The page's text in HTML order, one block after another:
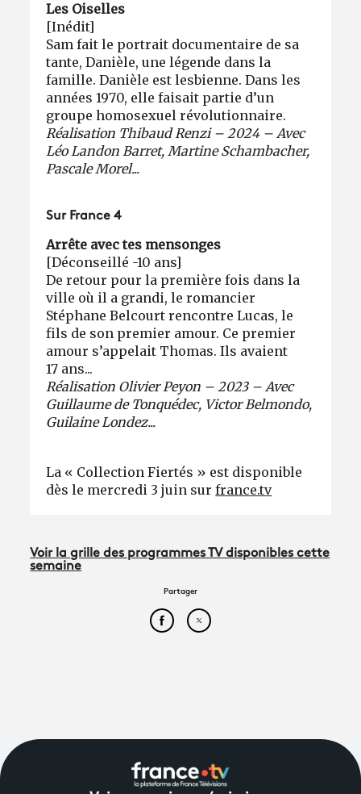
Les Oiselles
[Inédit]
Sam fait le portrait documentaire de sa
tante, Danièle, une légende dans la
famille. Danièle est lesbienne. Dans les
années 1970, elle faisait partie d’un
groupe homosexuel révolutionnaire.
Réalisation Thibaud Renzi – 2024 – Avec
Léo Landon Barret, Martine Schambacher,
Pascale Morel...
Sur France 4
Arrête avec tes mensonges
[Déconseillé -10 ans]
De retour pour la première fois dans la
ville où il a grandi, le romancier
Stéphane Belcourt rencontre Lucas, le
fils de son premier amour. Ce premier
amour s’appelait Thomas. Ils avaient
17 ans...
Réalisation Olivier Peyon – 2023 – Avec
Guillaume de Tonquédec, Victor Belmondo,
Guilaine Londez...
La « Collection Fiertés » est disponible
dès le mercredi 3 juin surfrance.tv
Voir la grille des programmes TV disponibles cette
semaine
Partager
Partager cet article sur
Partager cet article sur